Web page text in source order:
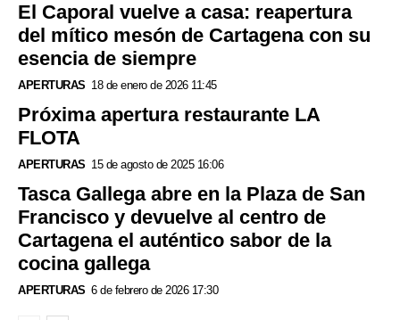
El Caporal vuelve a casa: reapertura
del mítico mesón de Cartagena con su
esencia de siempre
APERTURAS 18 de enero de 2026 11:45
Próxima apertura restaurante LA
FLOTA
APERTURAS 15 de agosto de 2025 16:06
Tasca Gallega abre en la Plaza de San
Francisco y devuelve al centro de
Cartagena el auténtico sabor de la
cocina gallega
APERTURAS 6 de febrero de 2026 17:30